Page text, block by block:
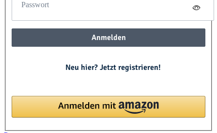
Passwort
Anmelden
Neu hier? Jetzt registrieren!